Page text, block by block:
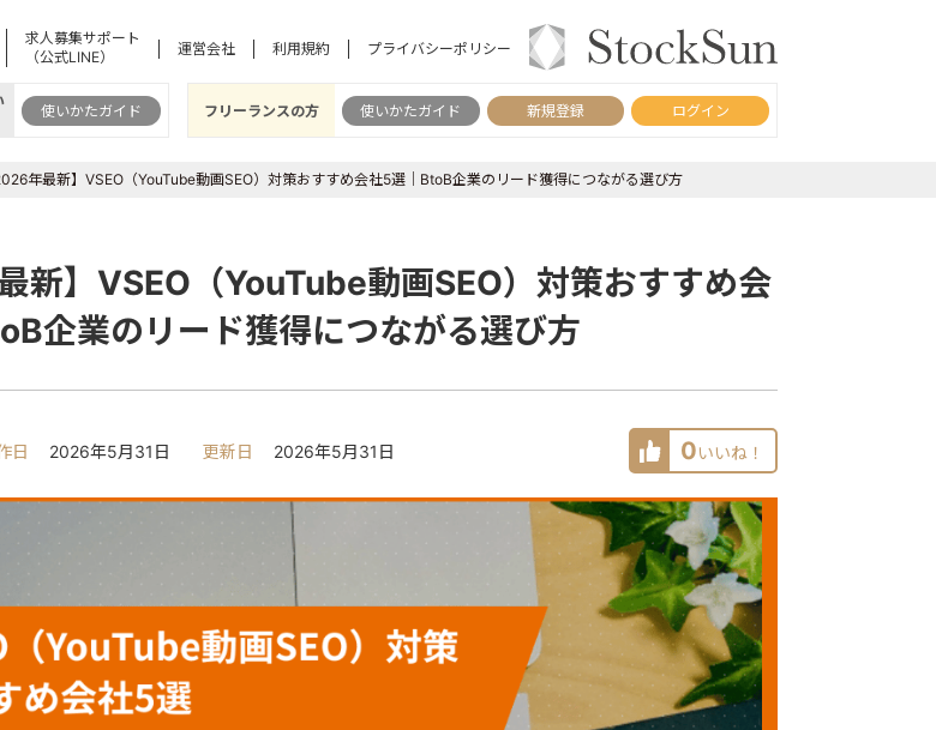
求人募集サポート
（公式LINE）
運営会社 利用規約 プライバシーポリシー
使いかたガイド フリーランスの方 使いかたガイド 新規登録 ログイン
年最新】VSEO（YouTube動画SEO）対策おすすめ会社5選｜BtoB企業のリード獲得につながる選び方
新】VSEO（YouTube動画SEO）対策おすすめ会
企業のリード獲得につながる選び方
日 2026年5月31日 更新日 2026年5月31日 0いいね！